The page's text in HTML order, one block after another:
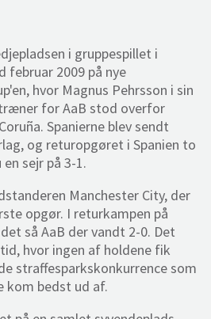
i gruppespillet i
februar 2009 på nye
hvor Magnus Pehrsson i sin
for AaB stod overfor
Spanierne blev sendt
og returopgøret i Spanien to
sejr på 3-1.
Manchester City, der
opgør. I returkampen på
så AaB der vandt 2-0. Det
hvor ingen af holdene fik
straffesparkskonkurrence som
kom bedst ud af.